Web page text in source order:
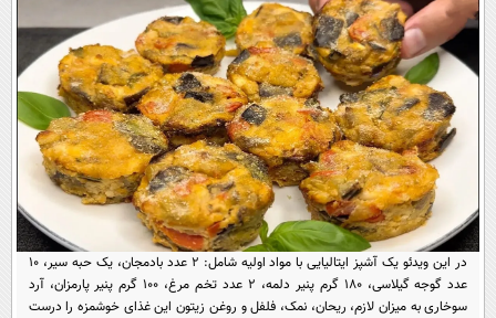
حوادث
سلامت
یک برش دانایی
محیط زیست
سفر و تفریح
بین الملل
سیاست خارجی
فرهنگ و هنر
علم و دانش
فناوری و It
علمی
اخبار کریپتو
قرآن
گوناگون
سرگرمی
باشگاه مغز
مجله تصویری سلاح
فیلم
اقتصاد
ورزش
عصر ایران 2
خواندنی ها و دیدنی ها
آموزش زبان
در این ویدئو یک آشپز ایتالیایی با مواد اولیه شامل: ۲ عدد بادمجان، یک حبه سیر، ۱۰
عدد گوجه گیلاسی، ۱۸۰ گرم پنیر دلمه، ۲ عدد تخم مرغ، ۱۰۰ گرم پنیر پارمزان، آرد
سوخاری به میزان لازم، ریحان، نمک، فلفل و روغن زیتون این غذای خوشمزه را درست